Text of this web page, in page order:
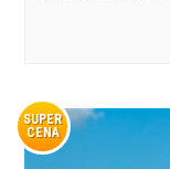
SUPER
CENA